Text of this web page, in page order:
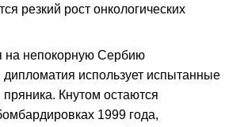
резкий рост онкологических
на непокорную Сербию
дипломатия использует испытанные
пряника. Кнутом остаются
1999 года,